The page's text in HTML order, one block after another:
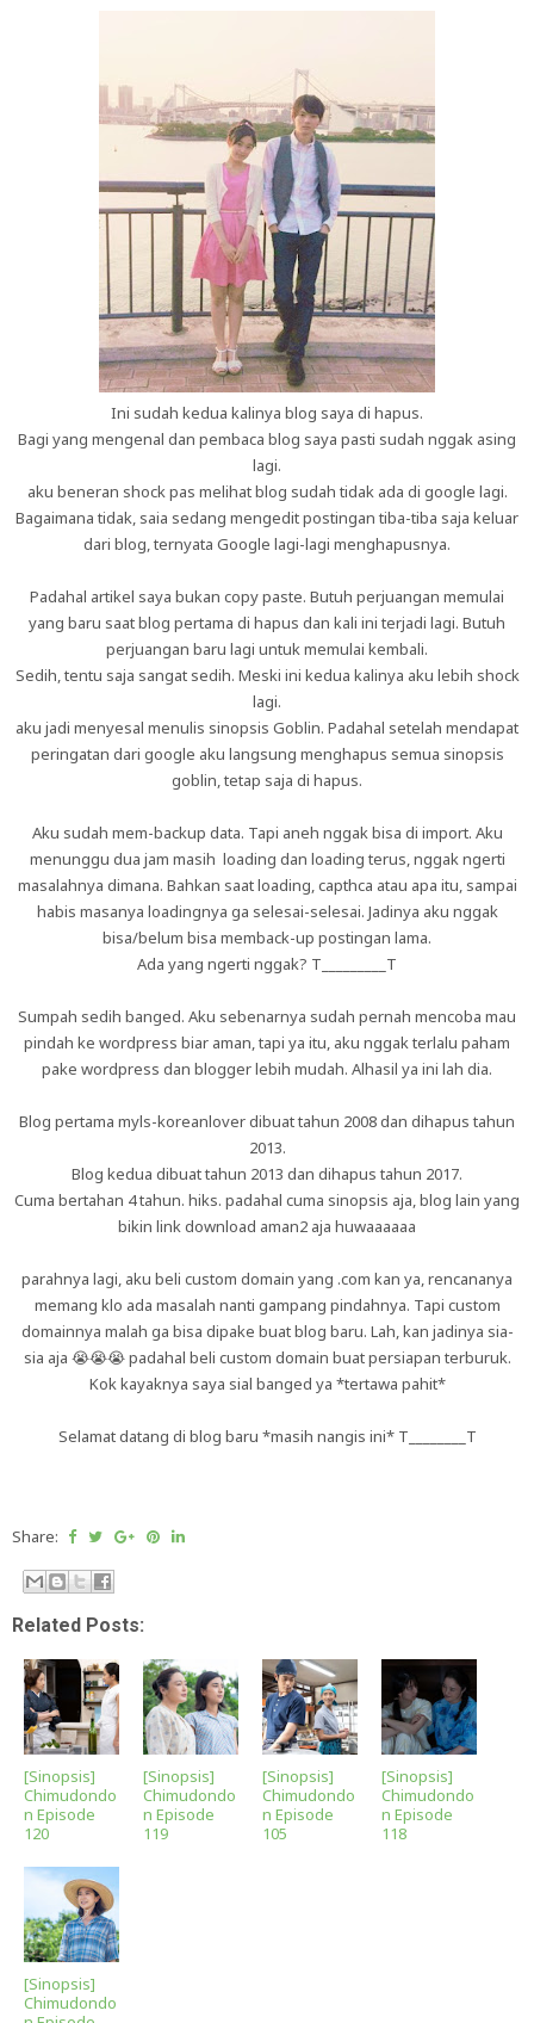
Ini sudah kedua kalinya blog saya di hapus.
Bagi yang mengenal dan pembaca blog saya pasti sudah nggak asing
lagi.
aku beneran shock pas melihat blog sudah tidak ada di google lagi.
Bagaimana tidak, saia sedang mengedit postingan tiba-tiba saja keluar
dari blog, ternyata Google lagi-lagi menghapusnya.
Padahal artikel saya bukan copy paste. Butuh perjuangan memulai
yang baru saat blog pertama di hapus dan kali ini terjadi lagi. Butuh
perjuangan baru lagi untuk memulai kembali.
Sedih, tentu saja sangat sedih. Meski ini kedua kalinya aku lebih shock
lagi.
aku jadi menyesal menulis sinopsis Goblin. Padahal setelah mendapat
peringatan dari google aku langsung menghapus semua sinopsis
goblin, tetap saja di hapus.
Aku sudah mem-backup data. Tapi aneh nggak bisa di import. Aku
menunggu dua jam masih loading dan loading terus, nggak ngerti
masalahnya dimana. Bahkan saat loading, capthca atau apa itu, sampai
habis masanya loadingnya ga selesai-selesai. Jadinya aku nggak
bisa/belum bisa memback-up postingan lama.
Ada yang ngerti nggak? T_________T
Sumpah sedih banged. Aku sebenarnya sudah pernah mencoba mau
pindah ke wordpress biar aman, tapi ya itu, aku nggak terlalu paham
pake wordpress dan blogger lebih mudah. Alhasil ya ini lah dia.
Blog pertama myls-koreanlover dibuat tahun 2008 dan dihapus tahun
2013.
Blog kedua dibuat tahun 2013 dan dihapus tahun 2017.
Cuma bertahan 4 tahun. hiks. padahal cuma sinopsis aja, blog lain yang
bikin link download aman2 aja huwaaaaaa
parahnya lagi, aku beli custom domain yang .com kan ya, rencananya
memang klo ada masalah nanti gampang pindahnya. Tapi custom
domainnya malah ga bisa dipake buat blog baru. Lah, kan jadinya sia-
sia aja 😭😭😭 padahal beli custom domain buat persiapan terburuk.
Kok kayaknya saya sial banged ya *tertawa pahit*
Selamat datang di blog baru *masih nangis ini* T________T
Share:
Related Posts:
[Sinopsis]
Chimudondo
n Episode
120
[Sinopsis]
Chimudondo
n Episode
119
[Sinopsis]
Chimudondo
n Episode
105
[Sinopsis]
Chimudondo
n Episode
118
[Sinopsis]
Chimudondo